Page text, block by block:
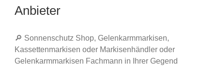
Anbieter
🔎 Sonnenschutz Shop, Gelenkarmmarkisen,
Kassettenmarkisen oder Markisenhändler oder
Gelenkarmmarkisen Fachmann in Ihrer Gegend